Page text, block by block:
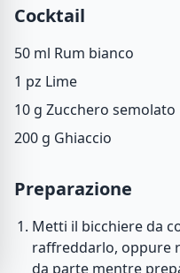
Cocktail
50 ml Rum bianco
1 pz Lime
10 g Zucchero semolato
200 g Ghiaccio
Preparazione
Metti il bicchiere da
raffreddarlo, oppure
da parte mentre